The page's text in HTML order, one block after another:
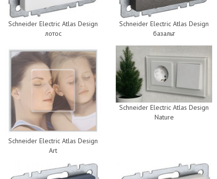
Schneider Electric Atlas Design
лотос
Schneider Electric Atlas Design
базальт
Schneider Electric Atlas Design
Art
Schneider Electric Atlas Design
Nature